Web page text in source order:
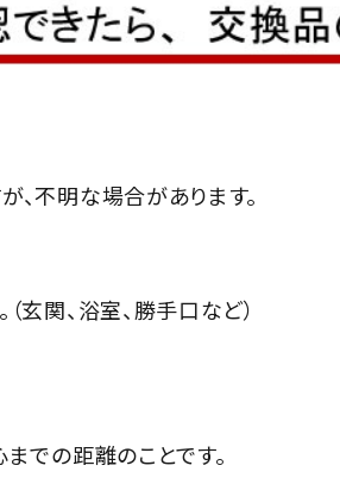
、不明な場合があります。
玄関、浴室、勝手口など）
での距離のことです。